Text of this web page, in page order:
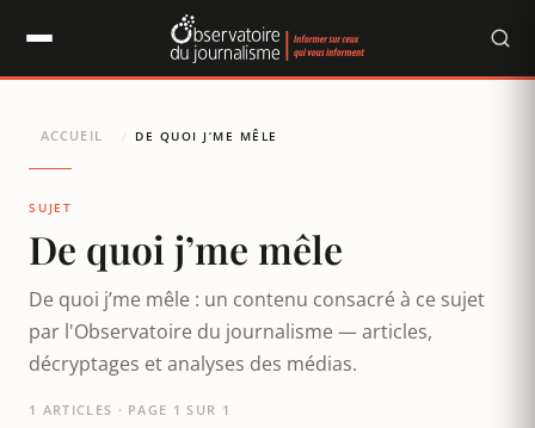
ACCUEIL / DE QUOI J’ME MÊLE
SUJET
De quoi j’me mêle
De quoi j’me mêle : un contenu consacré à ce sujet
par l'Observatoire du journalisme — articles,
décryptages et analyses des médias.
1 ARTICLES · PAGE 1 SUR 1
Panneau de gestion des cookies